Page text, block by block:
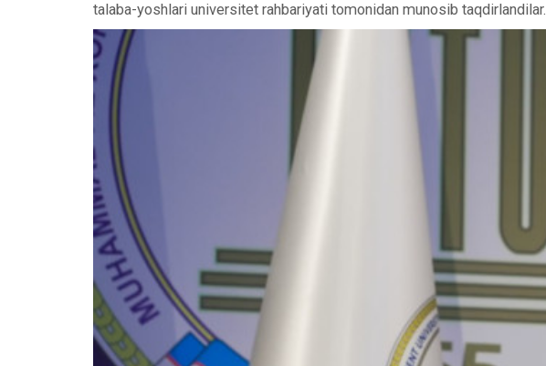
talaba-yoshlari universitet rahbariyati tomonidan munosib taqdirlandilar.